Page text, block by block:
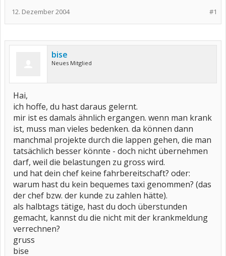
#1
12. Dezember 2004
bise
Neues Mitglied
Hai,
ich hoffe, du hast daraus gelernt.
mir ist es damals ähnlich ergangen. wenn man krank
ist, muss man vieles bedenken. da können dann
manchmal projekte durch die lappen gehen, die man
tatsächlich besser könnte - doch nicht übernehmen
darf, weil die belastungen zu gross wird.
und hat dein chef keine fahrbereitschaft? oder:
warum hast du kein bequemes taxi genommen? (das
der chef bzw. der kunde zu zahlen hätte).
als halbtags tätige, hast du doch überstunden
gemacht, kannst du die nicht mit der krankmeldung
verrechnen?
gruss
bise